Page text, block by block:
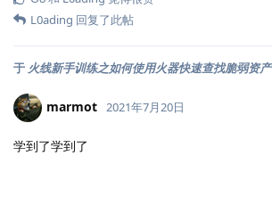
L0ading 回复了此帖
于 火线新手训练之如何使用火器快速查找脆弱资产
marmot 2021年7月20日
学到了学到了